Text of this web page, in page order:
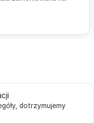
dotrzymujemy